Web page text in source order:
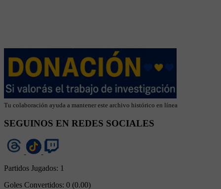
Tu colaboración ayuda a mantener este archivo histórico en línea
SEGUINOS EN REDES SOCIALES
Partidos Jugados: 1
Goles Convertidos: 0 (0.00)